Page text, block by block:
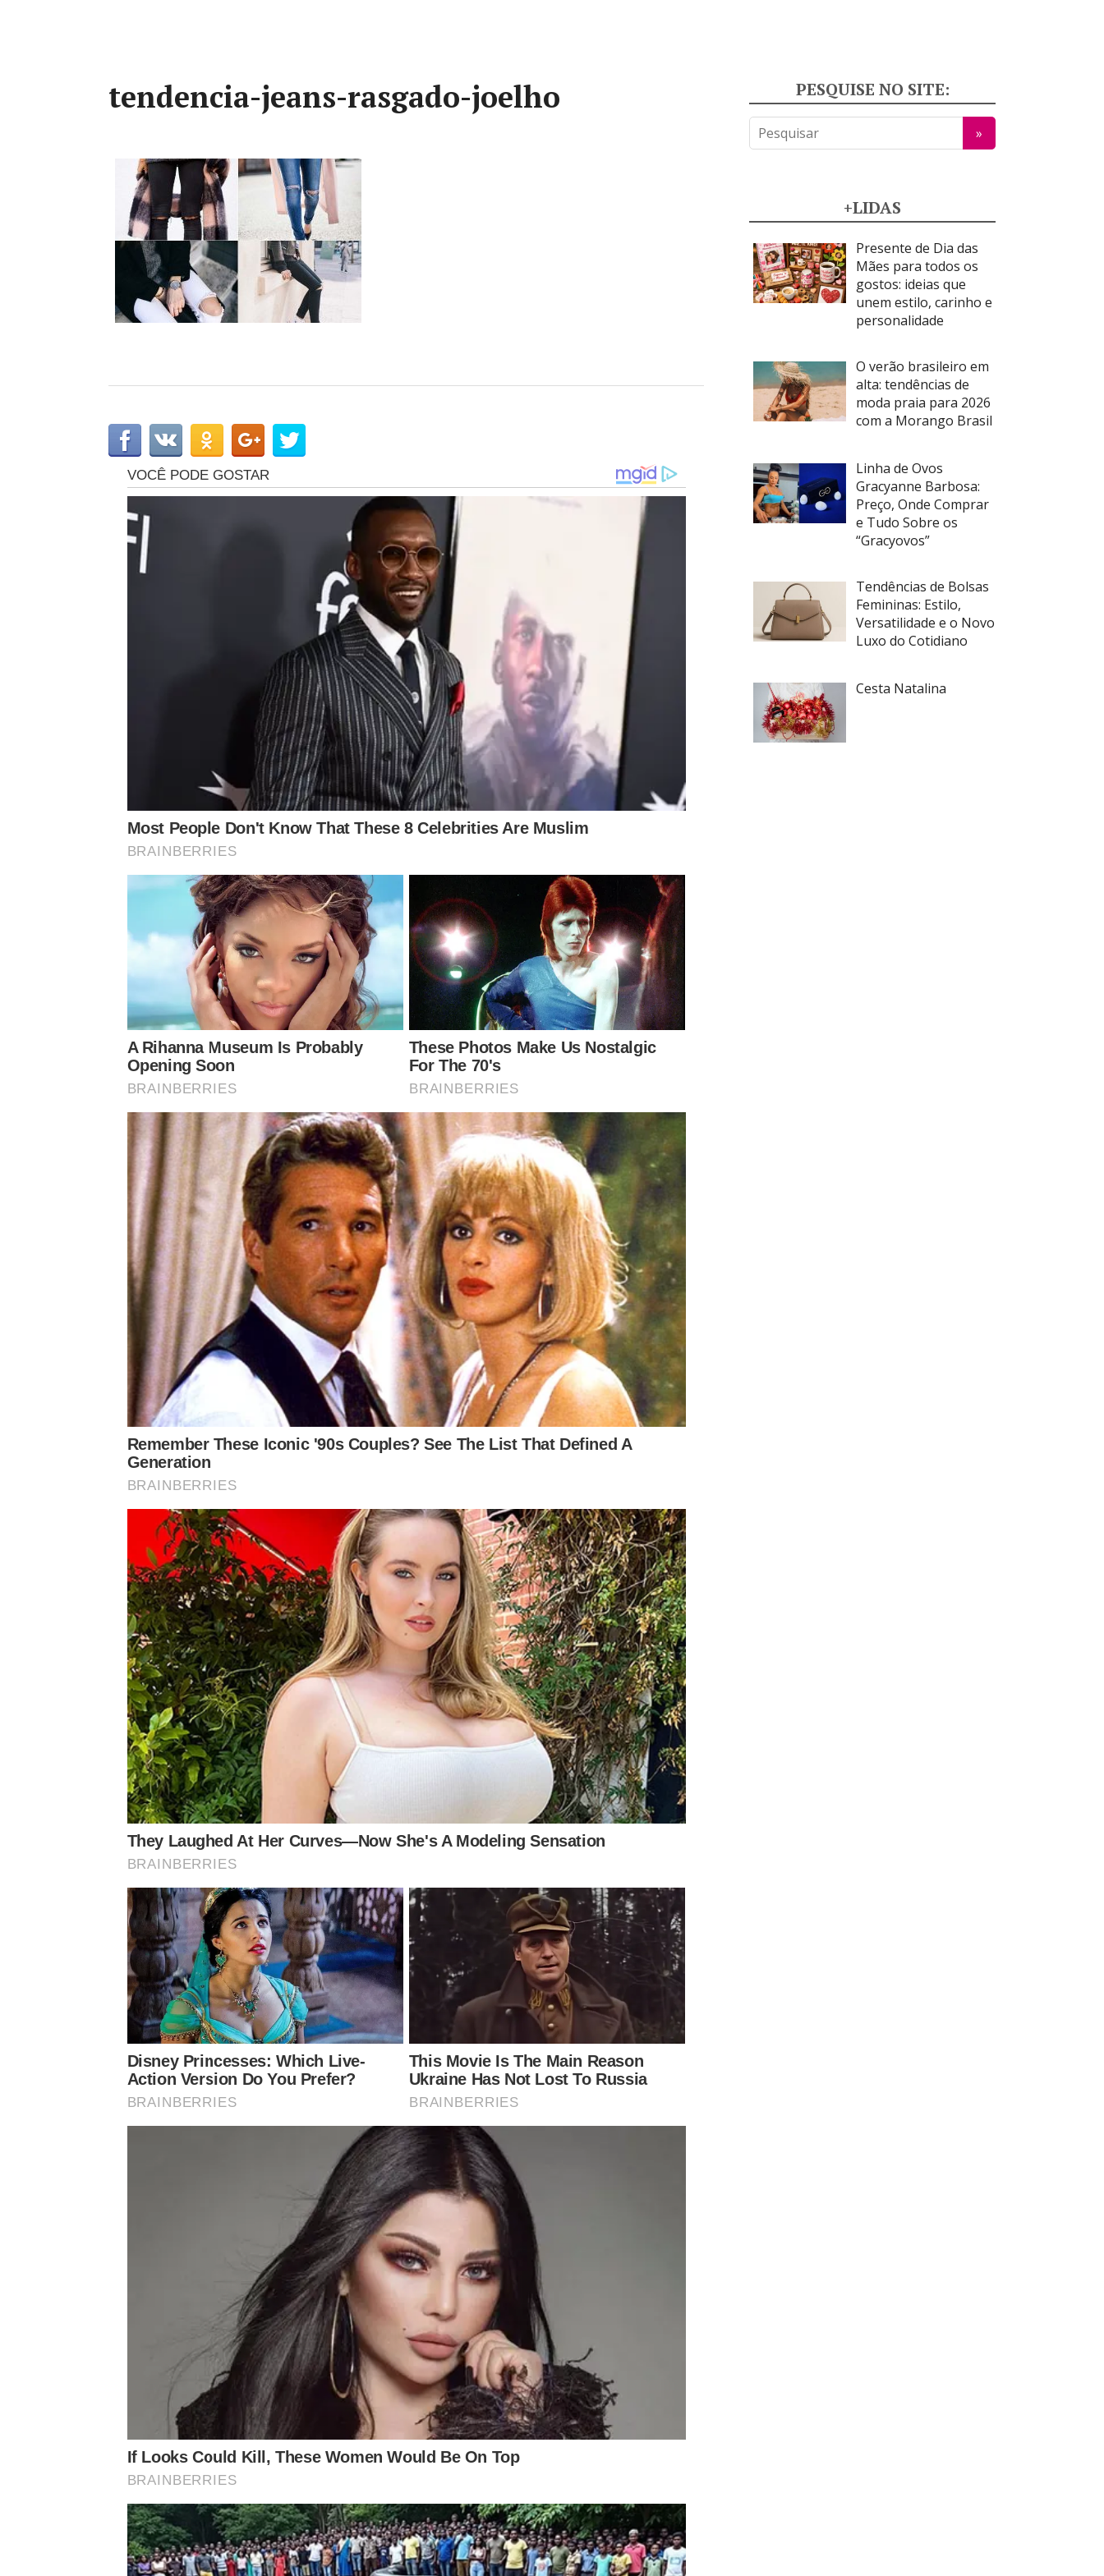
tendencia-jeans-rasgado-joelho PESQUISE NO SITE:
+LIDAS
Presente de Dia das
Mães para todos os
gostos: ideias que
unem estilo, carinho e
personalidade
O verão brasileiro em
alta: tendências de
moda praia para 2026
com a Morango Brasil
Linha de Ovos
Gracyanne Barbosa:
Preço, Onde Comprar
e Tudo Sobre os
“Gracyovos”
Tendências de Bolsas
Femininas: Estilo,
Versatilidade e o Novo
Luxo do Cotidiano
Cesta Natalina